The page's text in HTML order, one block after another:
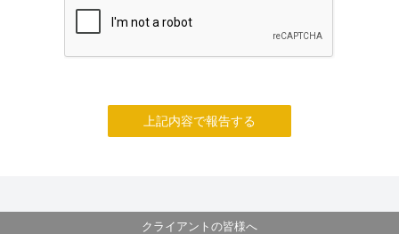
上記内容で報告する
クライアントの皆様へ